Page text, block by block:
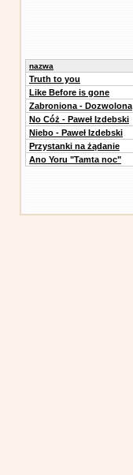
nazwa
Truth to you
Like Before is gone
Zabroniona - Dozwolona
No Cóż - Paweł Izdebski
Niebo - Paweł Izdebski
Przystanki na żądanie
Ano Yoru "Tamta noc"